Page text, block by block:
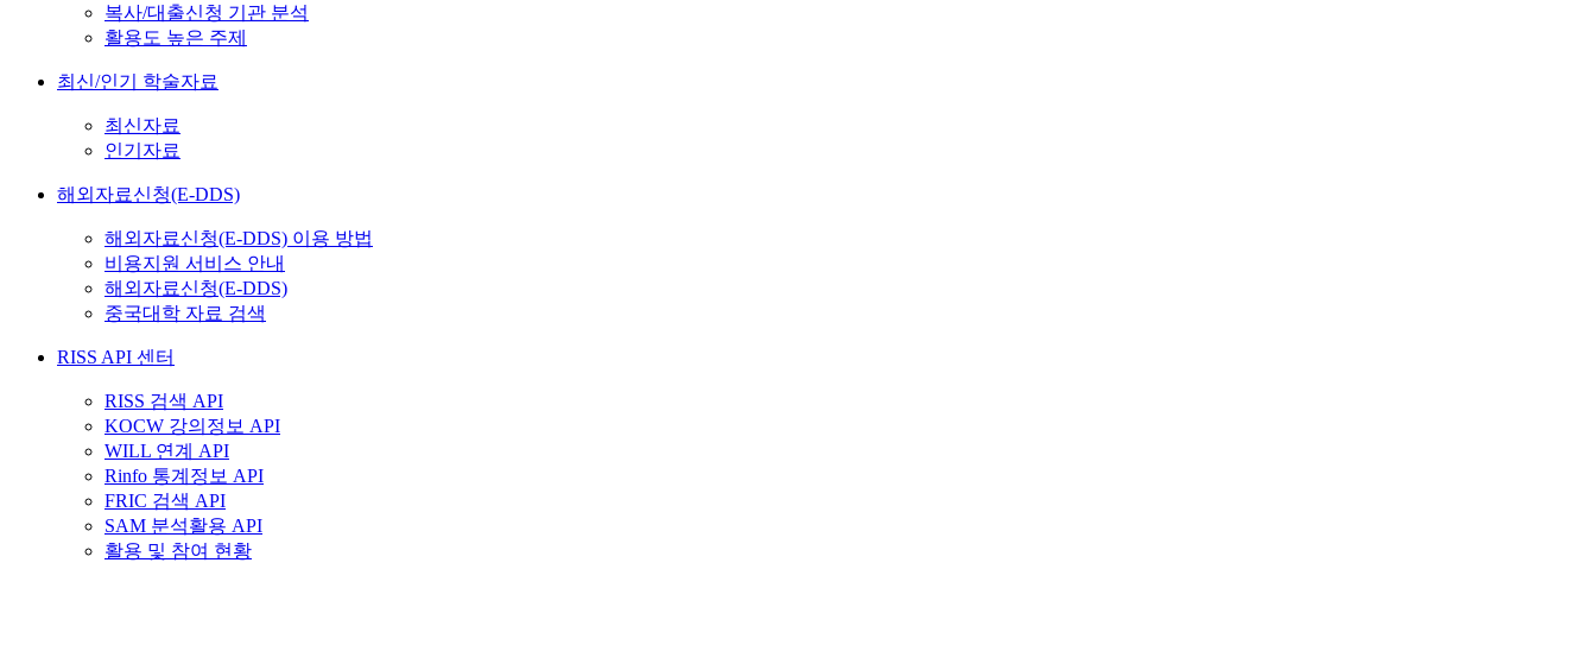
복사/대출신청 기관 분석
활용도 높은 주제
최신/인기 학술자료
최신자료
인기자료
해외자료신청(E-DDS)
해외자료신청(E-DDS) 이용 방법
비용지원 서비스 안내
해외자료신청(E-DDS)
중국대학 자료 검색
RISS API 센터
RISS 검색 API
KOCW 강의정보 API
WILL 연계 API
Rinfo 통계정보 API
FRIC 검색 API
SAM 분석활용 API
활용 및 참여 현황